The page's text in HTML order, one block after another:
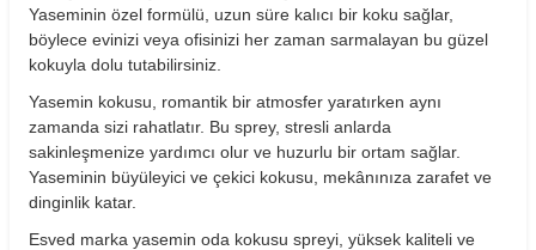
Yaseminin özel formülü, uzun süre kalıcı bir koku sağlar,
böylece evinizi veya ofisinizi her zaman sarmalayan bu güzel
kokuyla dolu tutabilirsiniz.
Yasemin kokusu, romantik bir atmosfer yaratırken aynı
zamanda sizi rahatlatır. Bu sprey, stresli anlarda
sakinleşmenize yardımcı olur ve huzurlu bir ortam sağlar.
Yaseminin büyüleyici ve çekici kokusu, mekânınıza zarafet ve
dinginlik katar.
Esved marka yasemin oda kokusu spreyi, yüksek kaliteli ve